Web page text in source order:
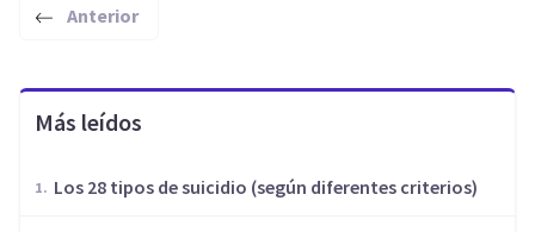
Anterior
Más leídos
Los 28 tipos de suicidio (según diferentes criterios)